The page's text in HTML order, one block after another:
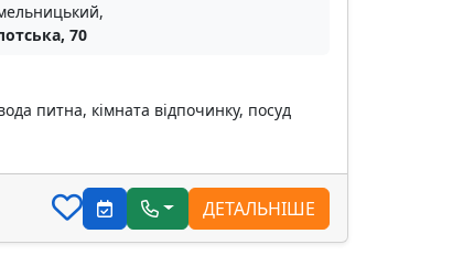
70
питна, кімната відпочинку, посуд
ДЕТАЛЬНІШЕ